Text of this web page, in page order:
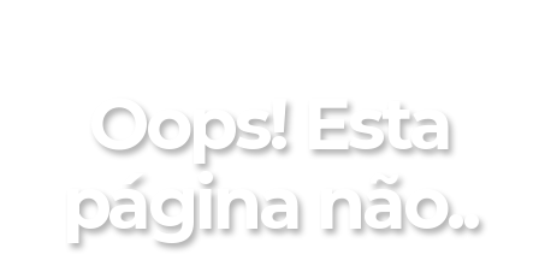
Oops! Esta
página não..